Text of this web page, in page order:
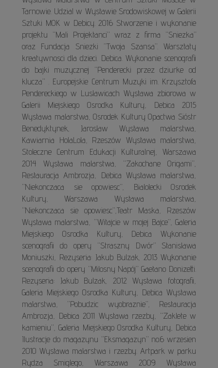
Tarnowie. Udzial w Wystawie Srodowiskowej w Galerii
Sztuki MOK w Debicy. 2016 Stworzenie i wykonanie
projektu “Mali Projektanci” wraz z firma “Sniezka”
oraz Fundacja Sniezki ”Twoja Szansa”. Warsztaty
kreatywnosci dla dzieci. Debica. Wykonanie scenografii
do bajki muzycznej “Penderecki przez dziurke od
klucza” . Europejskie Centrum Muzyki im. Krzysztofa
Pendereckiego w Luslawicach Wystawa zbiorowa w
Galerii Miejskiego Osrodka Kultury, Debica 2015
Wystawa malarstwa, Osrodek Kultury Opactwa Sióstr
Benedyktynek, Jaroslaw Wystawa malarstwa,
Kawiarnia HolaLola, Rzeszów Wystawa malarstwa,
Stoleczne Centrum Edukacji Kulturalnej, Warszawa
2014 Wystawa malarstwa, “Zakochane Origami”,
Restauracja Ambrozja, Debica Wystawa malarstwa,
“Niekonczaca sie opowiesc”, Bialolecki Osrodek
Kultury, Warszawa Wystawa malarstwa,
“Niekonczaca sie opowiesc”,Teatr Maska, Rzeszów
Wystawa malarstwa, “Witajcie w mojej Bajce”, Galeria
Miejskiego Osrodka Kultury, Debica Wykonanie
scenografii do opery “Straszny Dwór” Stanislawa
Moniuszki, Rezyseria: Jakub Bulzak, 2013 Wykonanie
scenografii do opery “Milosny Napój” Gaetano Donizetti.
Rezyseria: Jakub Bulzak, 2012 Wystawa fotografii,
Galeria Miejskiego Osrodka Kultury, Debica Wystawa
malarstwa, “Pobudzic wyobraznie”, Restauracja
Ambrozja, Debica 2011 Wystawa rzezby, “Zaklete w
kamieniu”, Galeria Miejskiego Osrodka Kultury, Debica
Ilustracje do magazynu “Eksmagazyn” no.6 wrzesien
2010 Wystawa malarstwa i rzezby. Artpark w parku
Rydza Smiglego, Warszawa 2009 Wystawa